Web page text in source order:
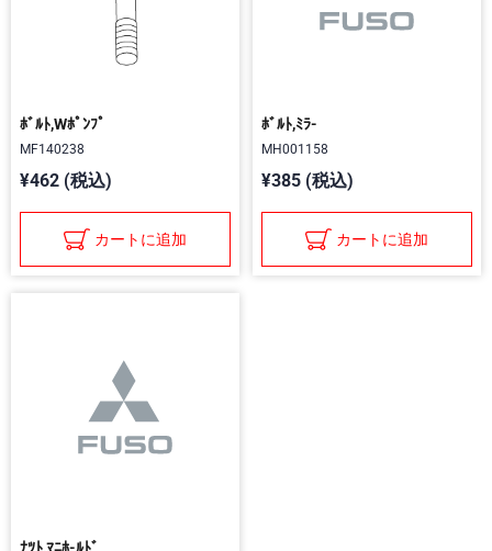
ﾎﾞﾙﾄ,Wﾎﾟﾝﾌﾟ
MF140238
¥462 (税込)
カートに追加
ﾎﾞﾙﾄ,ﾐﾗ-
MH001158
¥385 (税込)
カートに追加